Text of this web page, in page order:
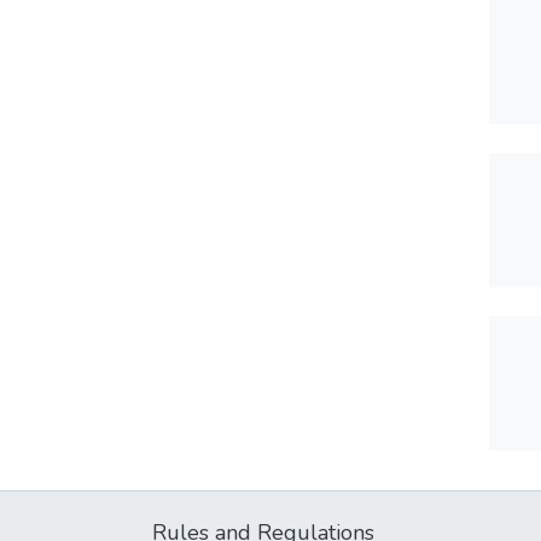
Rules and Regulations